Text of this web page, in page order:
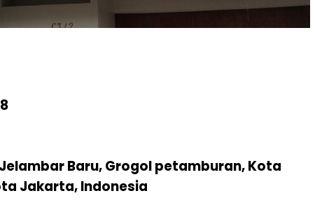
Baru, Grogol petamburan, Kota
Jakarta, Indonesia